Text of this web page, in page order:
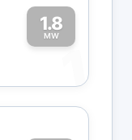
1.8
MW
1